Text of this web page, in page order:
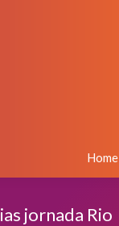
Home
jornada Rio